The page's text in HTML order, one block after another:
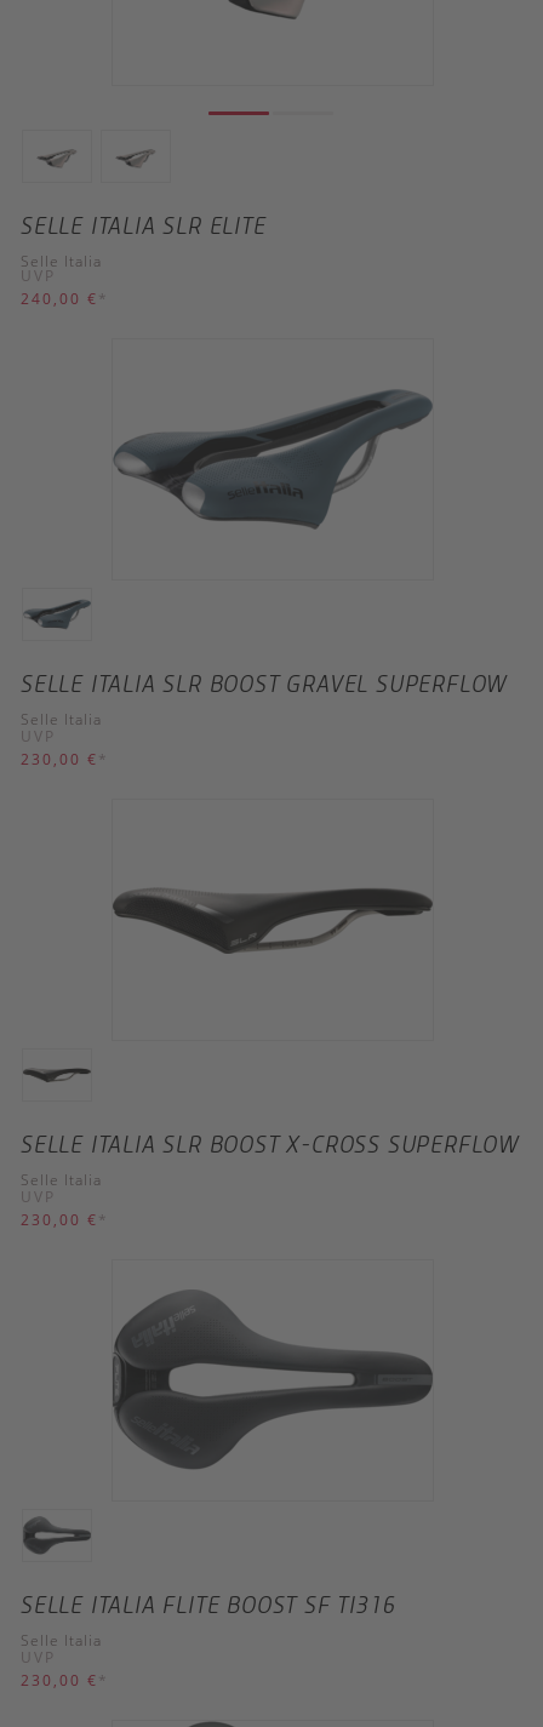
SELLE ITALIA SLR ELITE
Selle Italia
UVP
240,00 € *
SELLE ITALIA SLR BOOST GRAVEL SUPERFLOW
Selle Italia
UVP
230,00 € *
SELLE ITALIA SLR BOOST X-CROSS SUPERFLOW
Selle Italia
UVP
230,00 € *
SELLE ITALIA FLITE BOOST SF TI316
Selle Italia
UVP
230,00 € *